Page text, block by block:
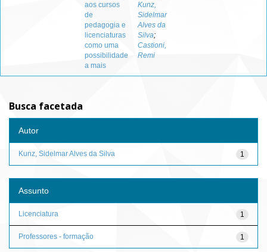
aos cursos
de
pedagogia e
licenciaturas
como uma
possibilidade
a mais
Kunz,
Sidelmar
Alves da
Silva;
Castioni,
Remi
Busca facetada
Autor
1
Kunz, Sidelmar Alves da Silva
Assunto
1
Licenciatura
1
Professores - formação